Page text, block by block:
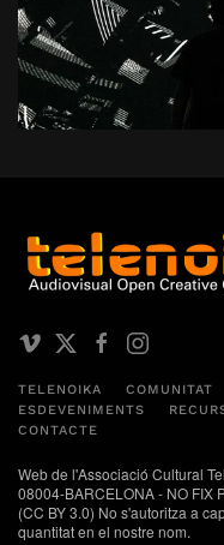
TELENOIKA COMUNITAT
ESDEVENIMENTS
CONTACTE
Web de l'Associació Cultural
08004-BARCELONA - NO FIX
(CC BY 3.0) No s'autoritza a
quantitat en el nostre nom.